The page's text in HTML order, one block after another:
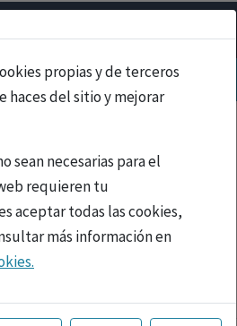
propias y de terceros
haces del sitio y mejorar
sean necesarias para el
requieren tu
aceptar todas las cookies,
más información en
en la Página Web está